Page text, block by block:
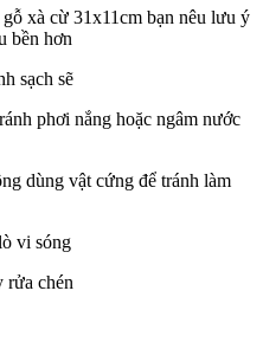
xà cừ 31x11cm bạn nêu lưu ý
bền hơn
sạch sẽ
phơi nắng hoặc ngâm nước
dùng vật cứng để tránh làm
vi sóng
rửa chén